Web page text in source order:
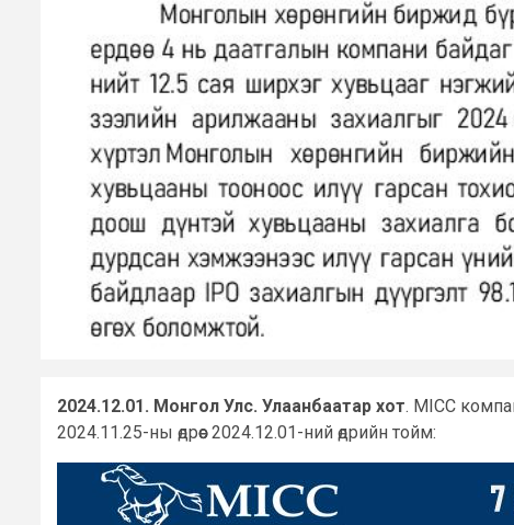
2024.12.01. Монгол Улс. Улаанбаатар хот. MICC
2024.11.25-ны өдрөөс 2024.12.01-ний өдрийн тойм: